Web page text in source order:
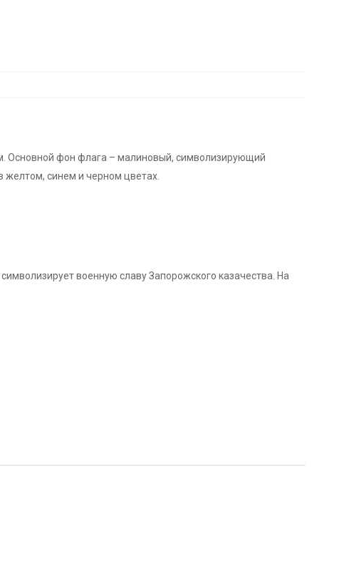
Основной фон флага – малиновый, символизирующий
желтом, синем и черном цветах.
военную славу Запорожского казачества. На
территорий, которые являлись центром Запорожской
Утверждение флага явилось важным этапом в